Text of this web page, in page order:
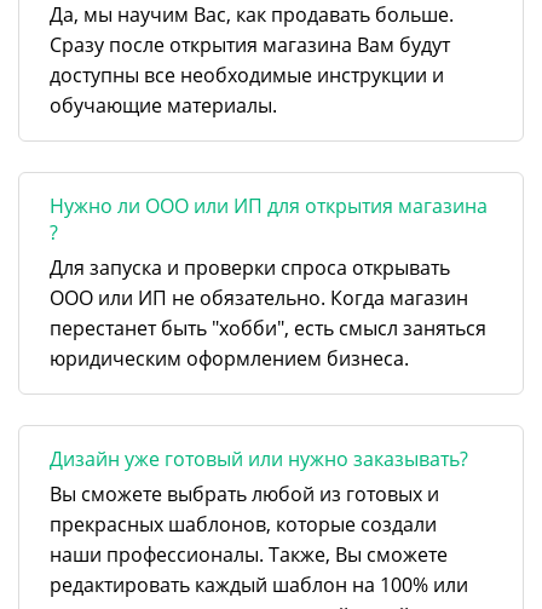
Да, мы научим Вас, как продавать больше.
Сразу после открытия магазина Вам будут
доступны все необходимые инструкции и
обучающие материалы.
Нужно ли ООО или ИП для открытия магазина
?
Для запуска и проверки спроса открывать
ООО или ИП не обязательно. Когда магазин
перестанет быть "хобби", есть смысл заняться
юридическим оформлением бизнеса.
Дизайн уже готовый или нужно заказывать?
Вы сможете выбрать любой из готовых и
прекрасных шаблонов, которые создали
наши профессионалы. Также, Вы сможете
редактировать каждый шаблон на 100% или